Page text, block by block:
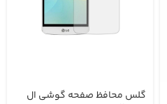
گلس محافظ صفحه گوشی ال